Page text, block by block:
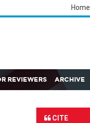
Home
REVIEWERS ARCHIVE
CITE